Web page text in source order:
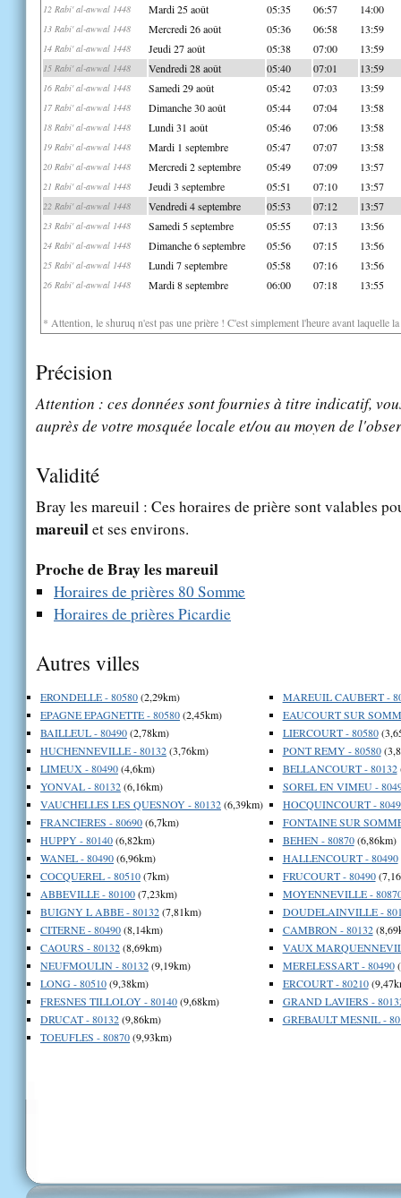
12 Rabi' al-awwal 1448 Mardi 25 août 05:35 06:57 14:00
13 Rabi' al-awwal 1448 Mercredi 26 août 05:36 06:58 13:59
14 Rabi' al-awwal 1448 Jeudi 27 août 05:38 07:00 13:59
15 Rabi' al-awwal 1448 Vendredi 28 août 05:40 07:01 13:59
16 Rabi' al-awwal 1448 Samedi 29 août 05:42 07:03 13:59
17 Rabi' al-awwal 1448 Dimanche 30 août 05:44 07:04 13:58
18 Rabi' al-awwal 1448 Lundi 31 août 05:46 07:06 13:58
19 Rabi' al-awwal 1448 Mardi 1 septembre 05:47 07:07 13:58
20 Rabi' al-awwal 1448 Mercredi 2 septembre 05:49 07:09 13:57
21 Rabi' al-awwal 1448 Jeudi 3 septembre 05:51 07:10 13:57
22 Rabi' al-awwal 1448 Vendredi 4 septembre 05:53 07:12 13:57
23 Rabi' al-awwal 1448 Samedi 5 septembre 05:55 07:13 13:56
24 Rabi' al-awwal 1448 Dimanche 6 septembre 05:56 07:15 13:56
25 Rabi' al-awwal 1448 Lundi 7 septembre 05:58 07:16 13:56
26 Rabi' al-awwal 1448 Mardi 8 septembre 06:00 07:18 13:55
* Attention, le shuruq n'est pas une prière ! C'est simplement l'heure avant laquelle
Précision
Attention : ces données sont fournies à titre indicatif,
auprès de votre mosquée locale et/ou au moyen de
Validité
Bray les mareuil : Ces horaires de prière sont valables
mareuilet ses environs.
Proche de Bray les mareuil
Horaires de prières 80 Somme
Horaires de prières Picardie
Autres villes
ERONDELLE - 80580(2,29km)
EPAGNE EPAGNETTE - 80580(2,45km)
BAILLEUL - 80490(2,78km)
HUCHENNEVILLE - 80132(3,76km)
LIMEUX - 80490(4,6km)
YONVAL - 80132(6,16km)
VAUCHELLES LES QUESNOY - 80132(6,39km)
FRANCIERES - 80690(6,7km)
HUPPY - 80140(6,82km)
WANEL - 80490(6,96km)
COCQUEREL - 80510(7km)
ABBEVILLE - 80100(7,23km)
BUIGNY L ABBE - 80132(7,81km)
CITERNE - 80490(8,14km)
CAOURS - 80132(8,69km)
NEUFMOULIN - 80132(9,19km)
LONG - 80510(9,38km)
FRESNES TILLOLOY - 80140(9,68km)
DRUCAT - 80132(9,86km)
TOEUFLES - 80870(9,93km)
MAREUIL CAUBERT -
EAUCOURT SUR
LIERCOURT - 80580
PONT REMY - 80580
BELLANCOURT - 80132
SOREL EN VIMEU -
HOCQUINCOURT -
FONTAINE SUR
BEHEN - 80870(6,86km)
HALLENCOURT - 80490
FRUCOURT - 80490
MOYENNEVILLE -
DOUDELAINVILLE -
CAMBRON - 80132
VAUX
MERELESSART - 80490
ERCOURT - 80210
GRAND LAVIERS -
GREBAULT MESNIL -